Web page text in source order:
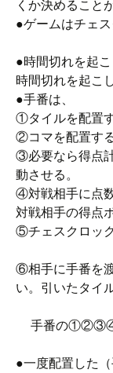
くか決める
●ゲームはチェ
●時間切れを起
時間切れを
●手番は
①タイルを
②コマを配
③必要なら得点
動させる
④対戦相手に点
対戦相手の得
⑤チェスクロッ
⑥相手に手番を
い。引いたタ
手番の
●一度配置した